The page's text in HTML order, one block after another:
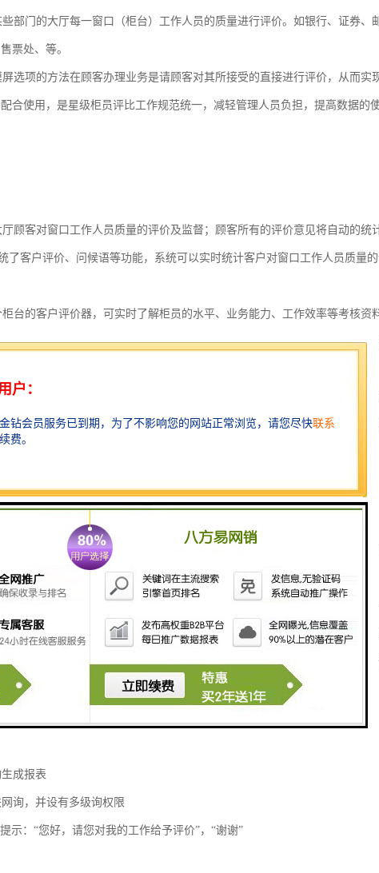
部门的大厅每一窗口（柜台）工作人员的质量进行评价。如银行、证券、
票处、等。
选项的方法在顾客办理业务是请顾客对其所接受的直接进行评价，从而实
合使用，是星级柜员评比工作规范统一，减轻管理人员负担，提高数据的
顾客对窗口工作人员质量的评价及监督；顾客所有的评价意见将自动的统
了客户评价、问候语等功能，系统可以实时统计客户对窗口工作人员质量
台的客户评价器，可实时了解柜员的水平、业务能力、工作效率等考核资
突发事件、数据网络传输可实时询所有网点的客户反馈信息，为管理层提
意、一般和不满意四种评价功能。2、在人员办理业务结束后、语音提示
量进行评价。4、拥有强大的报表和历史询功能。5、可以防止重复及恶意
和意见评价，评分等级分为非常满意、满意、一般、效率低、差五个级别
系统开发，系统集顾客评价、一米线提示、礼貌语问候等多种功能
巧外观，系统实时统计顾客对窗口质量的评价意见。根据顾客意见，系统
目了然。若有顾客不满意，后台管理将会自动发出警报。管理人员（值班
成报表
询，并设有多级询权限
示：“您好，请您对我的工作给予评价”，“谢谢”